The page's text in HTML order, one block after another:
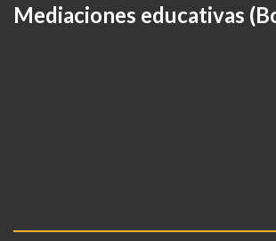
Mediaciones educativas